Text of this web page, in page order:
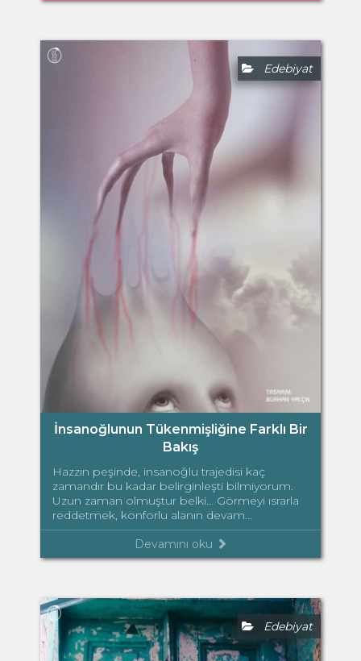
Edebiyat
İnsanoğlunun Tükenmişliğine Farklı Bir
Bakış
Hazzın peşinde, insanoğlu trajedisi kaç
zamandır bu kadar belirginleşti bilmiyorum.
Uzun zaman olmuştur belki… Görmeyi ısrarla
reddetmek, konforlu alanın devam...
Devamını oku
Edebiyat